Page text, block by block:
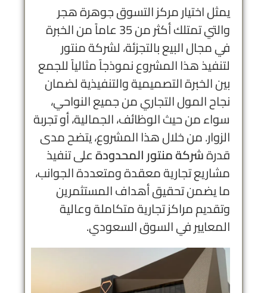
يمثل اختيار مركز التسوق جوهرة هجر
والتي تمتلك أكثر من 35 عاماً من الخبرة
في مجال البيع بالتجزئة، لشركة منتور
لتنفيذ هذا المشروع نموذجاً مثالياً للجمع
بين الخبرة التصميمية والتنفيذية لضمان
نجاح المول التجاري من جميع النواحي،
سواء من حيث الوظائف، الجمالية، أو تجربة
الزوار. من خلال هذا المشروع، يتضح مدى
قدرةشركة منتور المحدودةعلى تنفيذ
مشاريع تجارية معقدة ومتعددة الجوانب،
ما يضمن تحقيق أهداف المستثمرين
وتقديم مراكز تجارية متكاملة وعالية
المعايير في السوق السعودي.